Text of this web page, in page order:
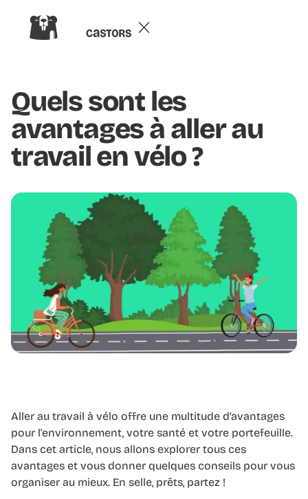
Quels sont les
avantages à aller au
travail en vélo ?
Aller au travail à vélo offre une multitude d'avantages
pour l'environnement, votre santé et votre portefeuille.
Dans cet article, nous allons explorer tous ces
avantages et vous donner quelques conseils pour vous
organiser au mieux. En selle, prêts, partez !